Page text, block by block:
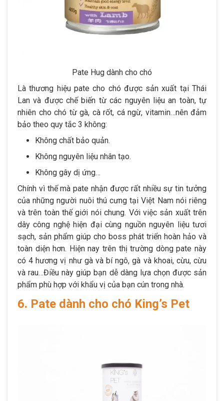
Pate Hug dành cho chó
Là thương hiệu pate cho chó được sản xuất tại Thái
Lan và được chế biến từ các nguyên liệu an toàn, tự
nhiên cho chó từ gà, cà rốt, cá ngừ, vitamin…nên đảm
bảo theo quy tắc 3 không:
Không chất bảo quản.
Không nguyên liệu nhân tạo.
Không gây dị ứng…
Chính vì thế mà pate nhận được rất nhiều sự tin tưởng
của những người nuôi thú cưng tại Việt Nam nói riêng
và trên toàn thế giới nói chung. Với việc sản xuất trên
dây công nghệ hiện đại cùng nguồn nguyên liệu tươi
sạch, sản phẩm giúp cho boss phát triển hoàn hảo và
toàn diện hơn. Hiện nay trên thị trường dòng pate này
có 4 hương vị như gà và bí ngô, gà và khoai, cừu, cừu
và rau…Điều này giúp bạn dễ dàng lựa chọn được sản
phẩm phù hợp với khẩu vị của bạn cún trong nhà.
6. Pate dành cho chó King’s Pet